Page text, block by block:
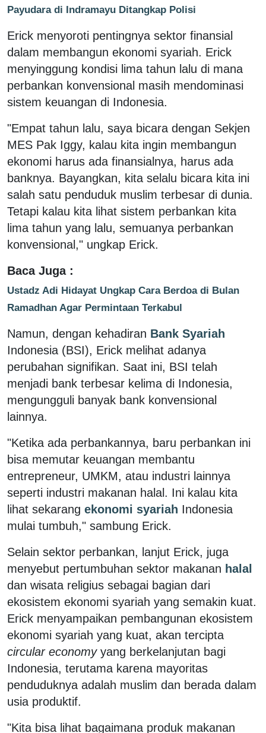
Payudara di Indramayu Ditangkap Polisi
Erick menyoroti pentingnya sektor finansial
dalam membangun ekonomi syariah. Erick
menyinggung kondisi lima tahun lalu di mana
perbankan konvensional masih mendominasi
sistem keuangan di Indonesia.
"Empat tahun lalu, saya bicara dengan Sekjen
MES Pak Iggy, kalau kita ingin membangun
ekonomi harus ada finansialnya, harus ada
banknya. Bayangkan, kita selalu bicara kita ini
salah satu penduduk muslim terbesar di dunia.
Tetapi kalau kita lihat sistem perbankan kita
lima tahun yang lalu, semuanya perbankan
konvensional," ungkap Erick.
Baca Juga :
Ustadz Adi Hidayat Ungkap Cara Berdoa di Bulan
Ramadhan Agar Permintaan Terkabul
Namun, dengan kehadiran Bank Syariah
Indonesia (BSI), Erick melihat adanya
perubahan signifikan. Saat ini, BSI telah
menjadi bank terbesar kelima di Indonesia,
mengungguli banyak bank konvensional
lainnya.
"Ketika ada perbankannya, baru perbankan ini
bisa memutar keuangan membantu
entrepreneur, UMKM, atau industri lainnya
seperti industri makanan halal. Ini kalau kita
lihat sekarang ekonomi syariah Indonesia
mulai tumbuh," sambung Erick.
Selain sektor perbankan, lanjut Erick, juga
menyebut pertumbuhan sektor makanan halal
dan wisata religius sebagai bagian dari
ekosistem ekonomi syariah yang semakin kuat.
Erick menyampaikan pembangunan ekosistem
ekonomi syariah yang kuat, akan tercipta
circular economyyang berkelanjutan bagi
Indonesia, terutama karena mayoritas
penduduknya adalah muslim dan berada dalam
usia produktif.
"Kita bisa lihat bagaimana produk makanan